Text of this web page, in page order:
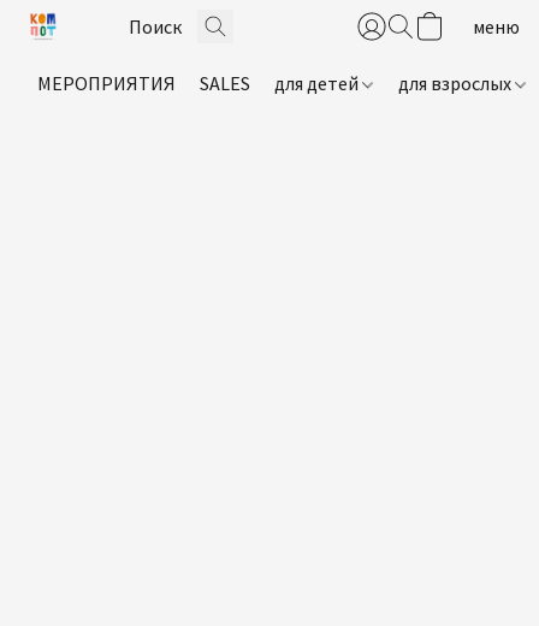
МЕРОПРИЯТИЯ SALES для детей для взрослых